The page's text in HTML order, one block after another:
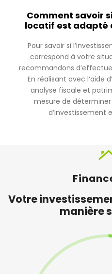
Comment savoir
locatif est adapté
Pour savoir si
correspond à votre
recommandons
En réalisant avec l’aide
analyse fiscale et
mesure de
d’investissement
Votre
manière